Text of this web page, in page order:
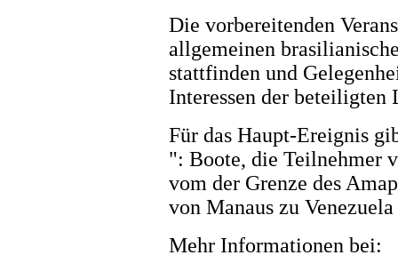
Die vorbereitenden
allgemeinen
stattfinden und
Interessen der beteiligten
Für das Haupt-Ereignis
": Boote, die Teilnehmer
vom der Grenze des
von Manaus zu
Mehr Informationen bei: